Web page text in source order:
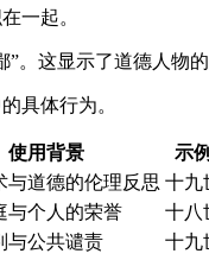
一起。
。这显示了道德人物的
具体行为。
使用背景
示
与道德的伦理反思 十九
与个人的荣誉
十八
与公共谴责
十九